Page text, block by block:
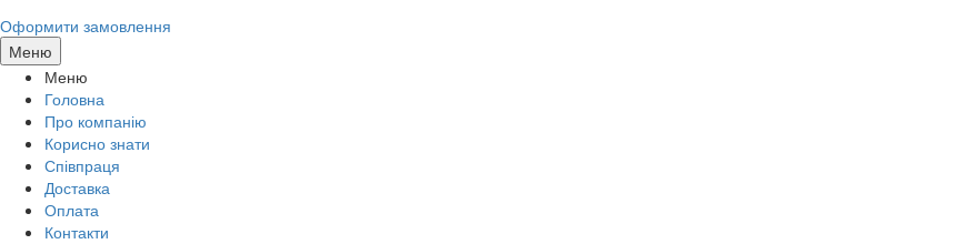
Оформити замовлення
Меню
Меню
Головна
Про компанію
Корисно знати
Співпраця
Доставка
Оплата
Контакти